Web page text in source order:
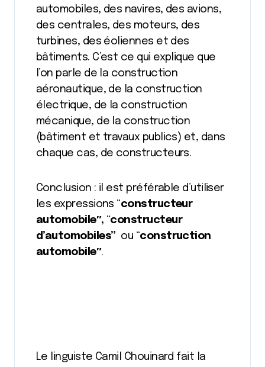
automobiles, des navires, des avions,
des centrales, des moteurs, des
turbines, des éoliennes et des
bâtiments. C’est ce qui explique que
l’on parle de la construction
aéronautique, de la construction
électrique, de la construction
mécanique, de la construction
(bâtiment et travaux publics) et, dans
chaque cas, de constructeurs.
Conclusion : il est préférable d’utiliser
les expressions “constructeur
automobile″, “constructeur
d’automobiles” ou “construction
automobile″.
Le linguiste Camil Chouinard fait la